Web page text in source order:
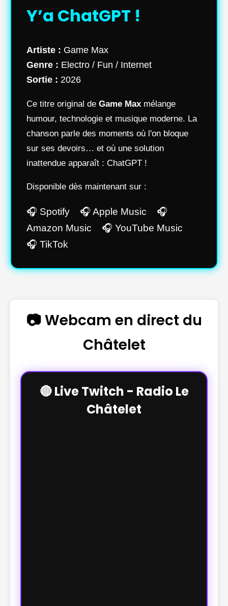
Y’a ChatGPT !
Artiste : Game Max
Genre : Electro / Fun / Internet
Sortie : 2026
Ce titre original de Game Max mélange
humour, technologie et musique moderne. La
chanson parle des moments où l'on bloque
sur ses devoirs… et où une solution
inattendue apparaît : ChatGPT !
Disponible dès maintenant sur :
🎧 Spotify 🎧 Apple Music 🎧
Amazon Music 🎧 YouTube Music
🎧 TikTok
📷 Webcam en direct du
Châtelet
🔴 Live Twitch - Radio Le
Châtelet